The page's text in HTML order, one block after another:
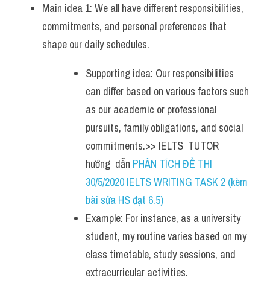
Main idea 1: We all have different responsibilities,
commitments, and personal preferences that
shape our daily schedules.
Supporting idea: Our responsibilities
can differ based on various factors such
as our academic or professional
pursuits, family obligations, and social
commitments.>> IELTS  TUTOR
hướng  dẫn PHÂN TÍCH ĐỀ THI
30/5/2020 IELTS WRITING TASK 2 (kèm
bài sửa HS đạt 6.5)
Example: For instance, as a university
student, my routine varies based on my
class timetable, study sessions, and
extracurricular activities.